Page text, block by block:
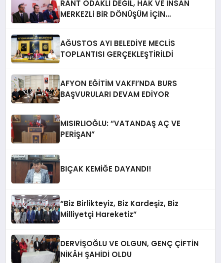
RANT ODAKLI DEĞIL, HAK VE İNSAN
MERKEZLi BiR DÖNÜŞÜM İÇiN
AĞUSTOS AYI BELEDİYE MECLİS
TOPLANTISI GERÇEKLEŞTİRİLDİ
AFYON EĞİTİM VAKFI’NDA BURS
BAŞVURULARI DEVAM EDİYOR
MISIRLIOĞLU: “VATANDAŞ AÇ VE
PERİŞAN”
BIÇAK KEMİĞE DAYANDI!
“Biz Birlikteyiz, Biz Kardeşiz, Biz
Milliyetçi Hareketiz”
DERVİŞOĞLU VE OLGUN, GENÇ ÇİFTİN
NİKÂH ŞAHİDİ OLDU